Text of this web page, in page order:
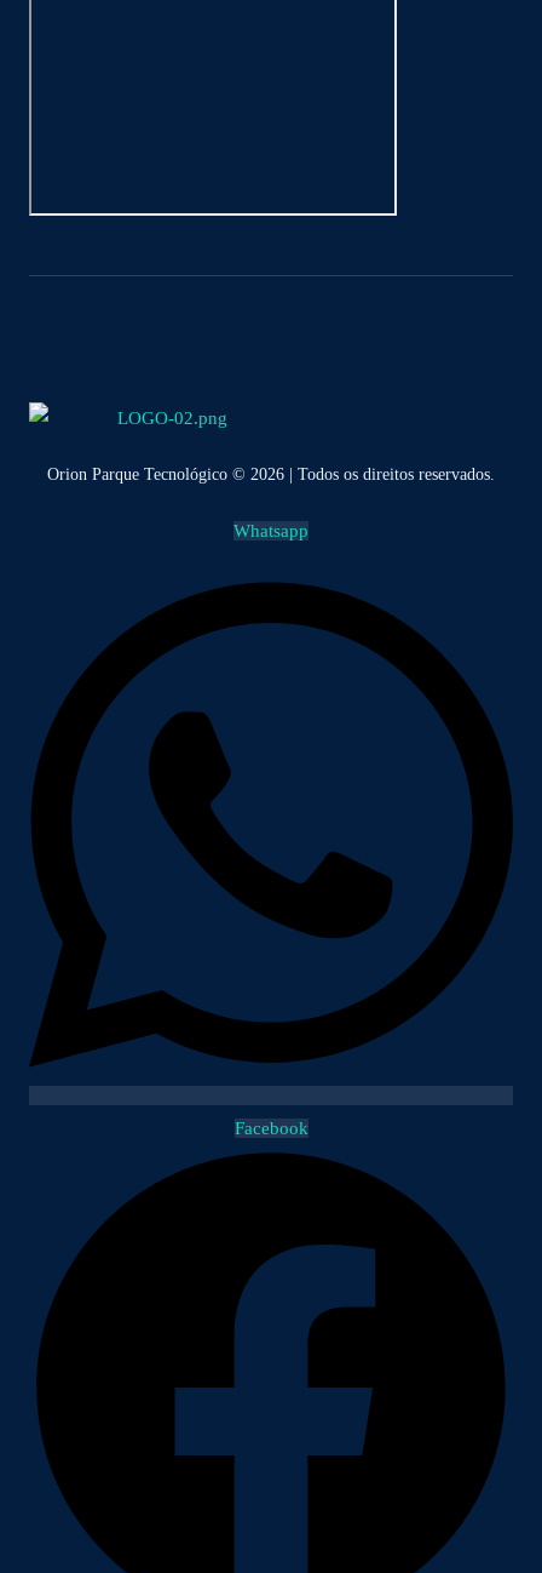
Orion Parque Tecnológico © 2026 | Todos os direitos reservados.
Whatsapp
Facebook